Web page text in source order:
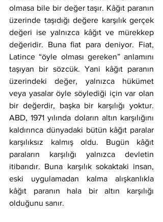
olmasa bile bir değer taşır. Kâğıt paranın
üzerinde taşıdığı değere karşılık gerçek
değeri ise yalnızca kâğıt ve mürekkep
değeridir. Buna ﬁat para deniyor. Fiat,
Latince “öyle olması gereken” anlamını
taşıyan bir sözcük. Yani kâğıt paranın
üzerindeki değer, yalnızca hükümet
veya yasalar öyle söylediği için var olan
bir değerdir, başka bir karşılığı yoktur.
ABD, 1971 yılında doların altın karşılığını
kaldırınca dünyadaki bütün kâğıt paralar
karşılıksız kalmış oldu. Bugün kâğıt
paraların karşılığı yalnızca devletin
itibarıdır. Buna karşılık sokaktaki insan,
eski uygulamadan kalma alışkanlıkla
kâğıt paranın hala bir altın karşılığı
olduğunu sanır.